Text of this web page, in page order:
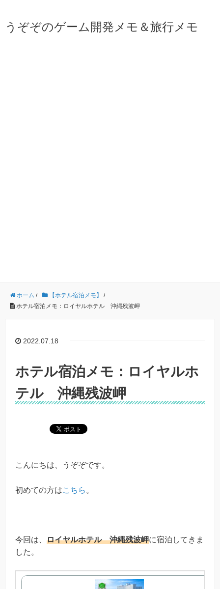
うぞぞのゲーム開発メモ＆旅行メモ
ホーム / 【ホテル宿泊メモ】
/
ホテル宿泊メモ：ロイヤルホテル 沖縄残波岬
2022.07.18
ホテル宿泊メモ：ロイヤルホ
テル 沖縄残波岬
こんにちは、うぞぞです。
初めての方はこちら 。
今回は、 ロイヤルホテル 沖縄残波岬に宿泊してきま
した。